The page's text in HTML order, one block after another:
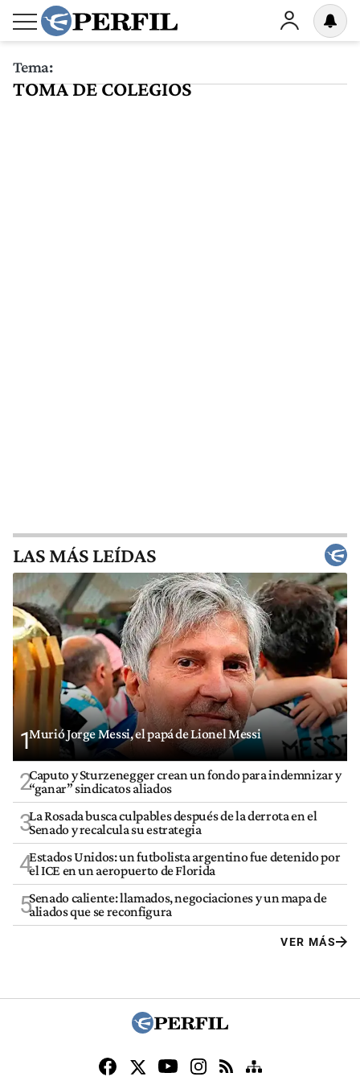
Tema:
TOMA DE COLEGIOS
LAS MÁS LEÍDAS
1Murió Jorge Messi, el papá de Lionel Messi
2Caputo y Sturzenegger crean un fondo para indemnizar y
“ganar” sindicatos aliados
3La Rosada busca culpables después de la derrota en el
Senado y recalcula su estrategia
4Estados Unidos: un futbolista argentino fue detenido por
el ICE en un aeropuerto de Florida
5Senado caliente: llamados, negociaciones y un mapa de
aliados que se reconfigura
VER MÁS